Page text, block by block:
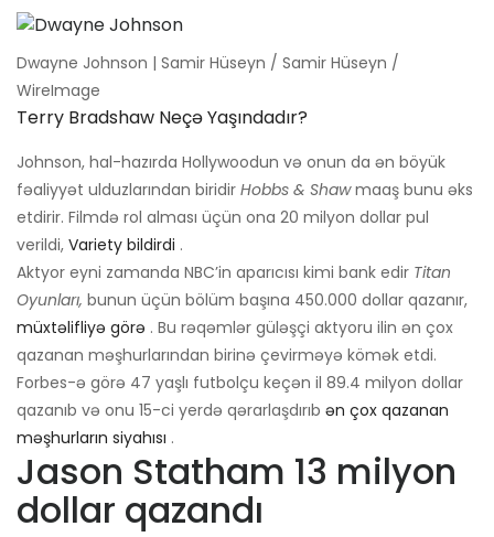
Dwayne Johnson | Samir Hüseyn / Samir Hüseyn /
WireImage
Terry Bradshaw Neçə Yaşındadır?
Johnson, hal-hazırda Hollywoodun və onun da ən böyük
fəaliyyət ulduzlarından biridir Hobbs & Shawmaaş bunu əks
etdirir. Filmdə rol alması üçün ona 20 milyon dollar pul
verildi, Variety bildirdi .
Aktyor eyni zamanda NBC’in aparıcısı kimi bank edir Titan
Oyunları, bunun üçün bölüm başına 450.000 dollar qazanır,
müxtəlifliyə görə . Bu rəqəmlər güləşçi aktyoru ilin ən çox
qazanan məşhurlarından birinə çevirməyə kömək etdi.
Forbes-ə görə 47 yaşlı futbolçu keçən il 89.4 milyon dollar
qazanıb və onu 15-ci yerdə qərarlaşdırıb ən çox qazanan
məşhurların siyahısı .
Jason Statham 13 milyon
dollar qazandı